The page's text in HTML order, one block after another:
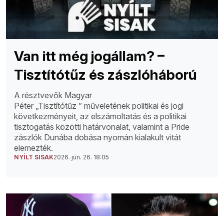
Van itt még jogállam? –
Tisztítótűz és zászlóháború
A résztvevők Magyar
Péter „Tisztítótűz ” műveletének politikai és jogi
következményeit, az elszámoltatás és a politikai
tisztogatás közötti határvonalat, valamint a Pride
zászlók Dunába dobása nyomán kialakult vitát
elemezték.
NYÍLT SISAK2026. jún. 26. 18:05